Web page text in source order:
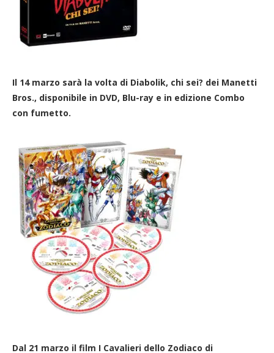
Il 14 marzo sarà la volta di Diabolik, chi sei? dei Manetti
Bros., disponibile in DVD, Blu-ray e in edizione Combo
con fumetto.
Dal 21 marzo il film I Cavalieri dello Zodiaco di